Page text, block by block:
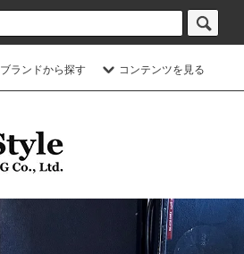
ブランドから探す コンテンツを見る